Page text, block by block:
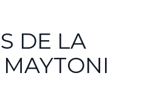
DE LA